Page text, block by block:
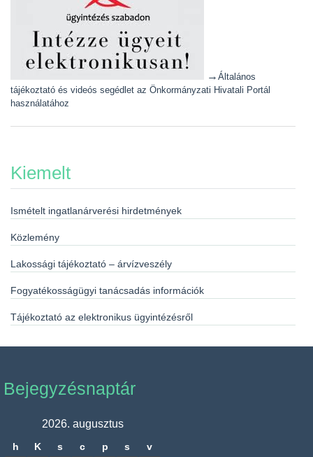
→ Általános
tájékoztató és videós segédlet az Önkormányzati Hivatali Portál
használatához
Kiemelt
Ismételt ingatlanárverési hirdetmények
Közlemény
Lakossági tájékoztató – árvízveszély
Fogyatékosságügyi tanácsadás információk
Tájékoztató az elektronikus ügyintézésről
Bejegyzésnaptár
2026. augusztus
h K s c p s v